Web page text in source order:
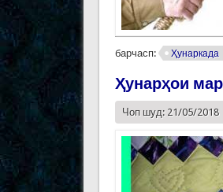
барчасп: Ҳунаркада
Ҳунарҳои
Чоп шуд: 21/05/2018